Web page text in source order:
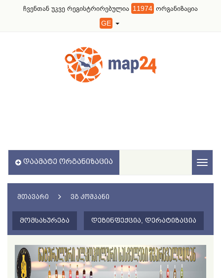
ჩვენთან უკვე რეგისტრირებულია 11974 ორგანიზაცია
GE
ᲓᲐᲐᲛᲐᲢᲔ ᲝᲠᲒᲐᲜᲘᲖᲐᲪᲘᲐ
ᲛᲗᲐᲕᲐᲠᲘ ᲕᲒ ᲙᲝᲛᲞᲐᲜᲘ
ᲛᲝᲛᲡᲐᲮᲣᲠᲔᲑᲐ ᲓᲔᲖᲘᲜᲤᲔᲥᲪᲘᲐ, ᲓᲔᲠᲐᲢᲘᲖᲐᲪᲘᲐ